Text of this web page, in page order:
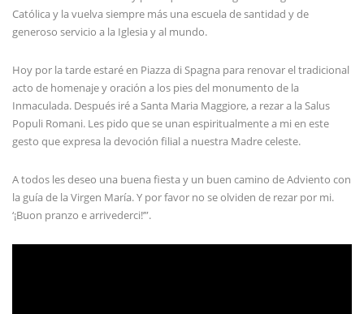
Católica y la vuelva siempre más una escuela de santidad y de
generoso servicio a la Iglesia y al mundo.
Hoy por la tarde estaré en Piazza di Spagna para renovar el tradicional
acto de homenaje y oración a los pies del monumento de la
Inmaculada. Después iré a Santa Maria Maggiore, a rezar a la Salus
Populi Romani. Les pido que se unan espiritualmente a mi en este
gesto que expresa la devoción filial a nuestra Madre celeste.
A todos les deseo una buena fiesta y un buen camino de Adviento con
la guía de la Virgen María. Y por favor no se olviden de rezar por mi.
‘¡Buon pranzo e arrivederci!’”.